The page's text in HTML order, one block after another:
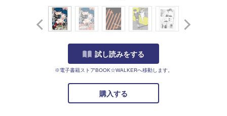
試し読みをする
※電子書籍ストアBOOK☆WALKERへ移動します。
購入する